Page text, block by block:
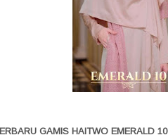
GAMIS HAITWO EMERALD 10